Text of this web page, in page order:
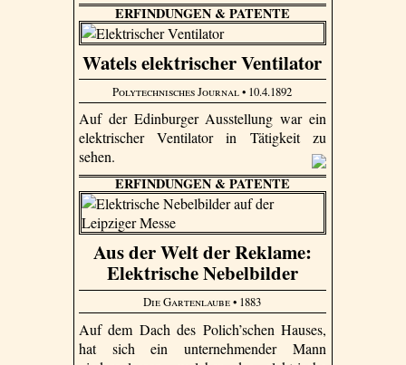
ERFINDUNGEN & PATENTE
Watels elektrischer Ventilator
Polytechnisches Journal• 10.4.1892
Auf der Edinburger Ausstellung war ein
elektrischer Ventilator in Tätigkeit zu
sehen.
ERFINDUNGEN & PATENTE
Aus der Welt der Reklame:
Elektrische Nebelbilder
Die Gartenlaube• 1883
Auf dem Dach des Polich’schen Hauses,
hat sich ein unternehmender Mann